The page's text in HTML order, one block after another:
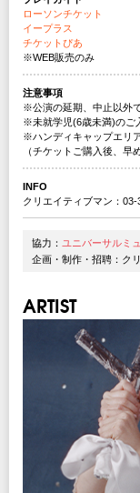
ローソンチケット
イープラス
チケットぴあ
※WEB販売のみ
注意事項
※公演の延期、中止以外
※未就学児(6歳未満)のご
※ハンディキャップエリ
（チケットご購入後、早
INFO
クリエイティブマン：
協力： ユニバーサルミ
企画・制作・招聘：ク
ARTIST